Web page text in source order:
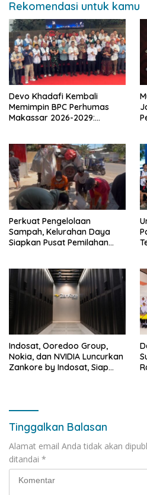
Rekomendasi untuk kamu
Devo Khadafi Kembali
Memimpin BPC Perhumas
Makassar 2026-2029:
Multidimensi
Perkuat Pengelolaan
Sampah, Kelurahan Daya
Siapkan Pusat Pemilahan
Indosat, Ooredoo Group,
Nokia, dan NVIDIA Luncurkan
Zankore by Indosat, Siap
Tinggalkan Balasan
Alamat email Anda tidak akan
ditandai *